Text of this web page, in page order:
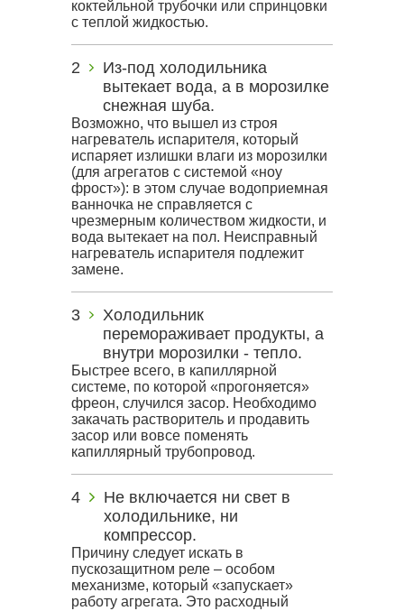
коктейльной трубочки или спринцовки
с теплой жидкостью.
Из-под холодильника
вытекает вода, а в морозилке
снежная шуба.
Возможно, что вышел из строя
нагреватель испарителя, который
испаряет излишки влаги из морозилки
(для агрегатов с системой «ноу
фрост»): в этом случае водоприемная
ванночка не справляется с
чрезмерным количеством жидкости, и
вода вытекает на пол. Неисправный
нагреватель испарителя подлежит
замене.
Холодильник
перемораживает продукты, а
внутри морозилки - тепло.
Быстрее всего, в капиллярной
системе, по которой «прогоняется»
фреон, случился засор. Необходимо
закачать растворитель и продавить
засор или вовсе поменять
капиллярный трубопровод.
Не включается ни свет в
холодильнике, ни
компрессор.
Причину следует искать в
пускозащитном реле – особом
механизме, который «запускает»
работу агрегата. Это расходный